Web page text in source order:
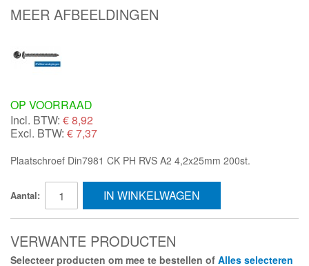
MEER AFBEELDINGEN
OP VOORRAAD
Incl. BTW: €8,92
Excl. BTW: € 7,37
Plaatschroef Din7981 CK PH RVS A2 4,2x25mm 200st.
Aantal: IN WINKELWAGEN
VERWANTE PRODUCTEN
Selecteer producten om mee te bestellen of Alles selecteren